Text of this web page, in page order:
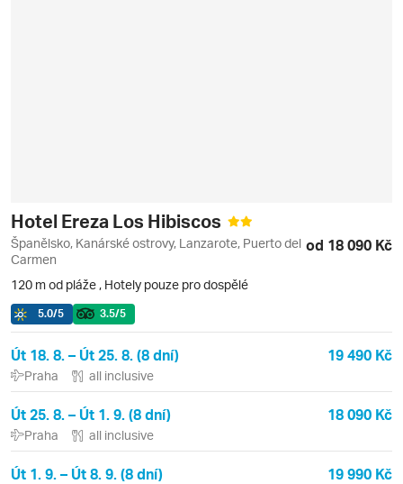
Hotel Ereza Los Hibiscos
Španělsko, Kanárské ostrovy, Lanzarote, Puerto del
Carmen
od 18 090 Kč
120 m od pláže , Hotely pouze pro dospělé
5.0/5 3.5/5
Út 18. 8. – Út 25. 8. (8 dní) 19 490 Kč
Praha all inclusive
Út 25. 8. – Út 1. 9. (8 dní) 18 090 Kč
Praha all inclusive
Út 1. 9. – Út 8. 9. (8 dní) 19 990 Kč